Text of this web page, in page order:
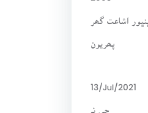
ڀنڀور اشاعت گھر
13/Jul/2021